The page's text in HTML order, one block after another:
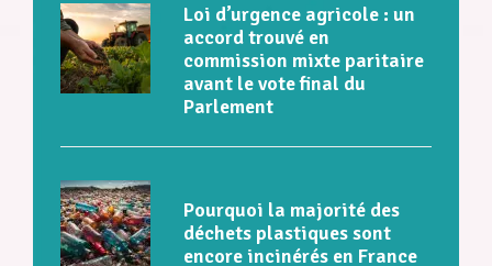
Loi d’urgence agricole : un
accord trouvé en
commission mixte paritaire
avant le vote final du
Parlement
Pourquoi la majorité des
déchets plastiques sont
encore incinérés en France